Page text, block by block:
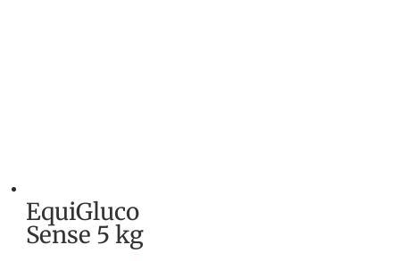
EquiGluco
Sense 5 kg